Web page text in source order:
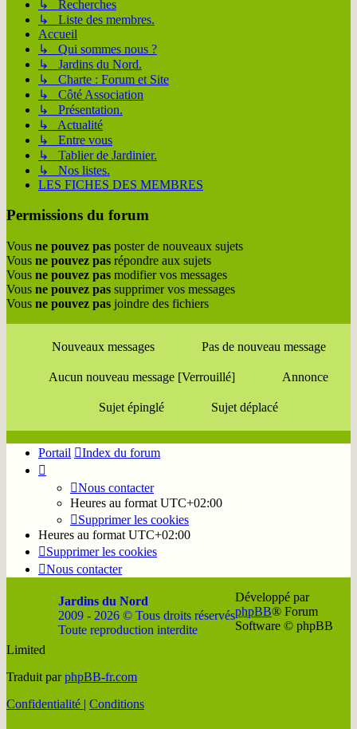
↳ Recherches
↳ Liste des membres.
Accueil
↳ Qui sommes nous ?
↳ Jardins du Nord.
↳ Charte : Forum et Site
↳ Côté Association
↳ Présentation.
↳ Actualité
↳ Entre vous
↳ Tablier de Jardinier.
↳ Nos listes.
LES FICHES DES MEMBRES
Permissions du forum
Vous ne pouvez pas poster de nouveaux sujets
Vous ne pouvez pas répondre aux sujets
Vous ne pouvez pas modifier vos messages
Vous ne pouvez pas supprimer vos messages
Vous ne pouvez pas joindre des fichiers
Nouveaux messages Pas de nouveau message
Aucun nouveau message [Verrouillé] Annonce
Sujet épinglé Sujet déplacé
Portail Index du forum
Nous contacter
Heures au format UTC+02:00
Supprimer les cookies
Heures au format UTC+02:00
Supprimer les cookies
Nous contacter
Jardins du Nord
2009 - 2026 © Tous droits réservés
Toute reproduction interdite
Développé par
phpBB® Forum
Software © phpBB
Limited
Traduit parphpBB-fr.com
Confidentialité | Conditions